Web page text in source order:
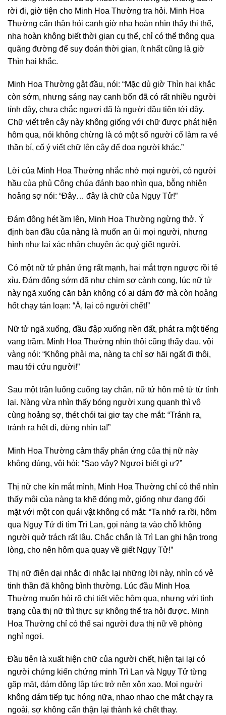
rời đi, giờ tiện cho Minh Hoa Thường tra hỏi. Minh Hoa
Thường cẩn thận hỏi canh giờ nha hoàn nhìn thấy thi thể,
nha hoàn không biết thời gian cụ thể, chỉ có thể thông qua
quãng đường để suy đoán thời gian, ít nhất cũng là giờ
Thìn hai khắc.
Minh Hoa Thường gật đầu, nói: “Mặc dù giờ Thìn hai khắc
còn sớm, nhưng sáng nay canh bốn đã có rất nhiều người
tỉnh dậy, chưa chắc ngươi đã là người đầu tiên tới đây.
Chữ viết trên cây này không giống với chữ được phát hiện
hôm qua, nói không chừng là có một số người cố làm ra vẻ
thần bí, cố ý viết chữ lên cây để dọa người khác.”
Lời của Minh Hoa Thường nhắc nhở mọi người, có người
hầu của phủ Công chúa đánh bạo nhìn qua, bỗng nhiên
hoảng sợ nói: “Đây… đây là chữ của Ngụy Tử!”
Đám đông hét ầm lên, Minh Hoa Thường ngừng thở. Ý
định ban đầu của nàng là muốn an ủi mọi người, nhưng
hình như lại xác nhận chuyện ác quỷ giết người.
Có một nữ tử phản ứng rất mạnh, hai mắt trợn ngược rồi té
xỉu. Đám đông sớm đã như chim sợ cành cong, lúc nữ tử
này ngã xuống căn bản không có ai dám đỡ mà còn hoảng
hốt chạy tán loạn: “Á, lại có người chết!”
Nữ tử ngã xuống, đầu đập xuống nền đất, phát ra một tiếng
vang trầm. Minh Hoa Thường nhìn thôi cũng thấy đau, vội
vàng nói: “Không phải ma, nàng ta chỉ sợ hãi ngất đi thôi,
mau tới cứu người!”
Sau một trận luống cuống tay chân, nữ tử hôn mê từ từ tỉnh
lại. Nàng vừa nhìn thấy bóng người xung quanh thì vô
cùng hoảng sợ, thét chói tai giơ tay che mắt: “Tránh ra,
tránh ra hết đi, đừng nhìn ta!”
Minh Hoa Thường cảm thấy phản ứng của thị nữ này
không đúng, vội hỏi: “Sao vậy? Ngươi biết gì ư?”
Thị nữ che kín mắt mình, Minh Hoa Thường chỉ có thể nhìn
thấy môi của nàng ta khẽ đóng mở, giống như đang đối
mặt với một con quái vật không có mắt: “Ta nhớ ra rồi, hôm
qua Ngụy Tử đi tìm Trì Lan, gọi nàng ta vào chỗ không
người quở trách rất lâu. Chắc chắn là Trì Lan ghi hận trong
lòng, cho nên hôm qua quay về giết Ngụy Tử!”
Thị nữ điên dại nhắc đi nhắc lại những lời này, nhìn có vẻ
tinh thần đã không bình thường. Lúc đầu Minh Hoa
Thường muốn hỏi rõ chi tiết việc hôm qua, nhưng với tình
trạng của thị nữ thì thực sự không thể tra hỏi được. Minh
Hoa Thường chỉ có thể sai người đưa thị nữ về phòng
nghỉ ngơi.
Đầu tiên là xuất hiện chữ của người chết, hiện tại lại có
người chứng kiến chứng minh Trì Lan và Ngụy Tử từng
gặp mặt, đám đông lập tức trở nên xôn xao. Mọi người
không dám tiếp tục hóng nữa, nhao nhao che mắt chạy ra
ngoài, sợ không cẩn thận lại thành kẻ chết thay.